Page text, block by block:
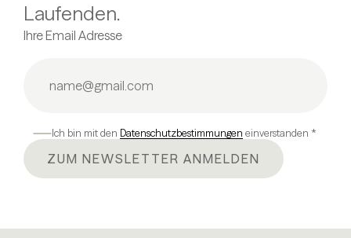
Laufenden.
Ihre Email Adresse
Ich bin mit den Datenschutzbestimmungen einverstanden *
ZUM NEWSLETTER ANMELDEN